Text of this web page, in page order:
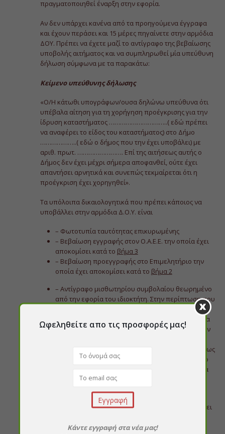
πραγματοποιηθεί έναρξη στην εφορία.
Αν δεν υπάρχει κανένα από τα προηγούμενα έγγραφα
και έχουν περάσει και 15 μέρες πηγαίνετε στην αρμόδια
ΔΟΥ. Πρέπει να έχετε μαζί το αντίγραφο της βεβαίωσης
υποβολής αιτήματος και να συμπληρωθεί μία υπεύθυνη
δήλωση σύμφωνα με τα παρακάτω:
Κείμενο υπεύθυνης δήλωσης
«Ο/Η κάτωθι υπογράφων/ουσα δηλώνω υπεύθυνα ότι
υπέβαλα αίτηση για τη χορήγηση προέγκρισης για την
ίδρυση καταστήματος …………………………..( εδώ πρέπει
να αναφέρει το είδος του καταστήματος) στο Δήμο
………………..( εδώ ο δήμος που την έχει υποβάλει) με
αριθ. πρωτ. ……………………. Επί της αιτήσεως αυτής ο
Δήμος δεν έχει μέχρι σήμερα αποφανθεί, ούτε έχει
απαντήσει αρνητικά και συνεπώς τεκμαίρεται ότι η
προέγκριση έχει χορηγηθεί».
Τα υπόλοιπα δικαιολογητικά που πρέπει κάποιος να
υποβάλλει στην αρμόδια Δ.Ο.Υ. είναι
– Φωτοτυπία ταυτότητας επικυρωμένης
– Βεβαίωση εγγραφής στον Ο.Α.Ε.Ε. την οποία έχει
αποκομίσει κατά το βήμα 3
– Βεβαίωση προεγγραφής στο Επιμελητήριο την
οποία έχει αποκομίσει κατά το βήμα 2
– Αντίγραφο μισθωτηρίου συμβολαίου θεωρημένο
από την εφορία του ιδιοκτήτη. Στην περίπτωση που
φωτοτυπία του συμβολαίου αγοράς, Ε9 ή ΕΤΑΚ. Για
την περίπτωση που το ίδιο κτίριο δηλώνει και σαν
ιδίου ότι θα χρησιμοποιηθεί μέρος της κατοικίας ως
επαγγελματική έδρα. Σε περίπτωση που το κτίριο
παραχωρείται δωρεάν στον καταστηματάρχη, μια
υπεύθυνη δήλωση του Ν1599/86 με γνησίο της
υπογραφής από δημόσια αρχή αρκεί.
Στην αρμόδια Δ.Ο.Υ ο ενδιαφερόμενος θα συμπληρώσει
συνέχεια θα περάσει από τον έφορο για την
Ωφεληθείτε απο τις προσφορές μας!
Κάντε εγγραφή στα νέα μας!